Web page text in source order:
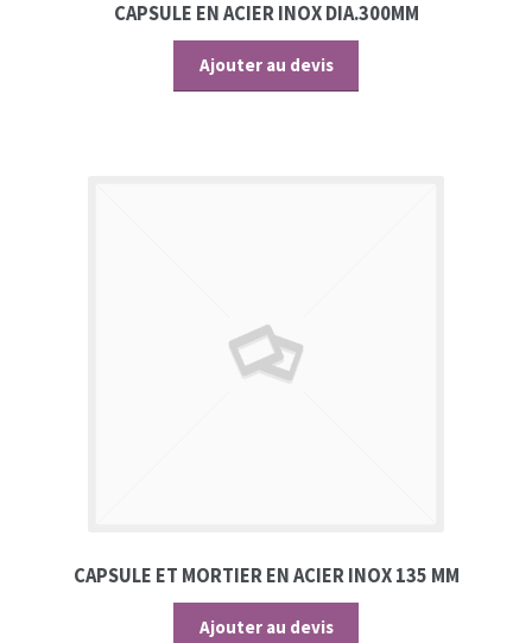
CAPSULE EN ACIER INOX DIA.300MM
Ajouter au devis
CAPSULE ET MORTIER EN ACIER INOX 135 MM
Ajouter au devis